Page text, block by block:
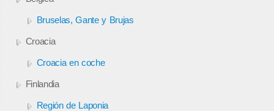
Bruselas, Gante y Brujas
Croacia
Croacia en coche
Finlandia
Región de Laponia